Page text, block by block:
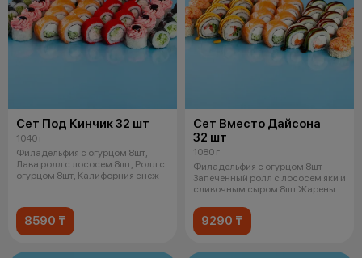
Сет Под Кинчик 32 шт
1040 г
Филадельфия с огурцом 8шт,
Лава ролл с лососем 8шт, Ролл с
огурцом 8шт, Калифорния снеж
8590 ₸
Сет Вместо Дайсона
32 шт
1080 г
Филадельфия с огурцом 8шт
Запеченный ролл с лососем яки и
сливочным сыром 8шт Жареный
9290 ₸